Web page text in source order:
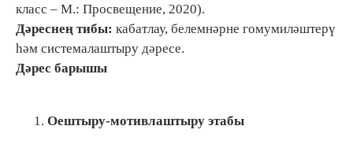
класс – М.: Просвещение, 2020).
Дәреснең тибы: кабатлау, белемнәрне гомумиләштерү
һәм системалаштыру дәресе.
Дәрес барышы
Оештыру-мотивлаштыру этабы